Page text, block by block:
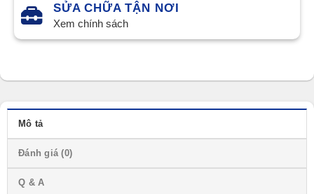
SỬA CHỮA TẬN NƠI
Xem chính sách
Mô tả
Đánh giá (0)
Q & A